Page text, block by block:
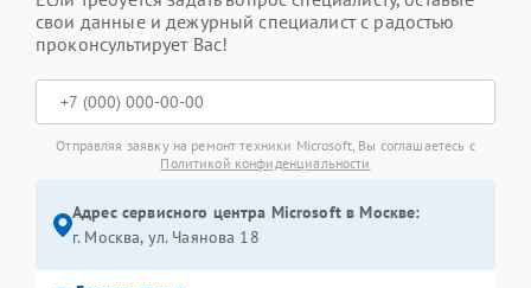
свои данные и дежурный специалист с радостью
проконсультирует Вас!
Отправляя заявку на ремонт техники Microsoft, Вы соглашаетесь с
Политикой конфиденциальности
Адрес сервисного центра Microsoft в Москве:
г. Москва, ул. Чаянова 18